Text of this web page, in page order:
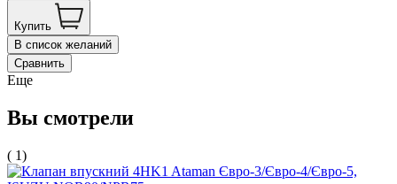
Купить
В список желаний
Сравнить
Еще
Вы смотрели
( 1)